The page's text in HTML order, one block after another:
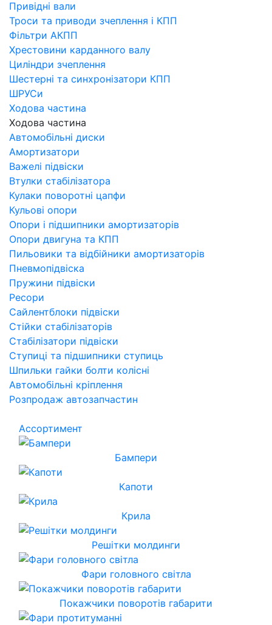
Привідні вали
Троси та приводи зчеплення і КПП
Фільтри АКПП
Хрестовини карданного валу
Циліндри зчеплення
Шестерні та синхронізатори КПП
ШРУСи
Ходова частина
Ходова частина
Автомобільні диски
Амортизатори
Важелі підвіски
Втулки стабілізатора
Кулаки поворотні цапфи
Кульові опори
Опори і підшипники амортизаторів
Опори двигуна та КПП
Пильовики та відбійники амортизаторів
Пневмопідвіска
Пружини підвіски
Ресори
Сайлентблоки підвіски
Стійки стабілізаторів
Стабілізатори підвіски
Ступиці та підшипники ступиць
Шпильки гайки болти колісні
Автомобільні кріплення
Розпродаж автозапчастин
Ассортимент
Бампери
Капоти
Крила
Решітки молдинги
Фари головного світла
Покажчики поворотів габарити